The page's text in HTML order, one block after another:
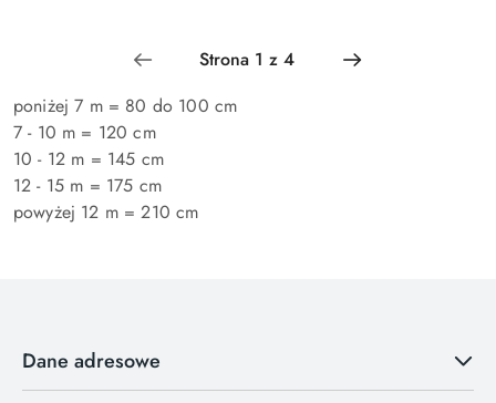
poniżej 7 m = 80 do 100 cm
7 - 10 m = 120 cm
10 - 12 m = 145 cm
12 - 15 m = 175 cm
powyżej 12 m = 210 cm
Dane adresowe